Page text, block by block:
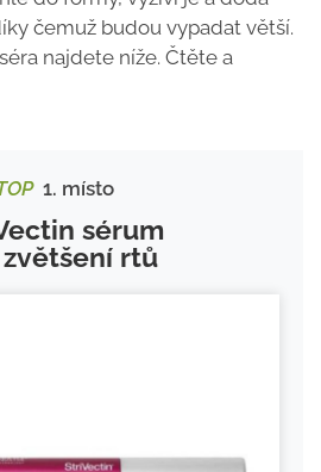
čemuž budou vypadat větší.
najdete níže. Čtěte a
1. místo
sérum
rtů